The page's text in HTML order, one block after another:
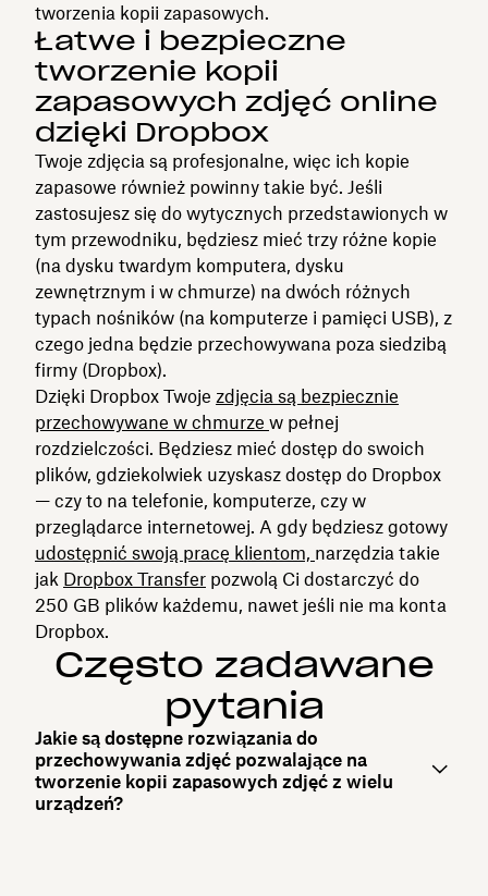
tworzenia kopii zapasowych.
Łatwe i bezpieczne
tworzenie kopii
zapasowych zdjęć online
dzięki Dropbox
Twoje zdjęcia są profesjonalne, więc ich kopie
zapasowe również powinny takie być. Jeśli
zastosujesz się do wytycznych przedstawionych w
tym przewodniku, będziesz mieć trzy różne kopie
(na dysku twardym komputera, dysku
zewnętrznym i w chmurze) na dwóch różnych
typach nośników (na komputerze i pamięci USB), z
czego jedna będzie przechowywana poza siedzibą
firmy (Dropbox).
Dzięki Dropbox Twoje zdjęcia są bezpiecznie
przechowywane w chmurze w pełnej
rozdzielczości. Będziesz mieć dostęp do swoich
plików, gdziekolwiek uzyskasz dostęp do Dropbox
— czy to na telefonie, komputerze, czy w
przeglądarce internetowej. A gdy będziesz gotowy
udostępnić swoją pracę klientom, narzędzia takie
jak Dropbox Transfer pozwolą Ci dostarczyć do
250 GB plików każdemu, nawet jeśli nie ma konta
Dropbox.
Często zadawane
pytania
Jakie są dostępne rozwiązania do
przechowywania zdjęć pozwalające na
tworzenie kopii zapasowych zdjęć z wielu
urządzeń?